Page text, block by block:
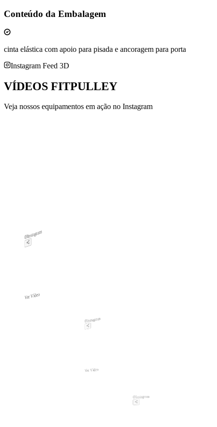
Conteúdo da Embalagem
cinta elástica com apoio para pisada e ancoragem para porta
Instagram Feed 3D
VÍDEOS FITPULLEY
Veja nossos equipamentos em ação no Instagram
Instagram
Ver Vídeo
Instagram
Ver Vídeo
Instagram